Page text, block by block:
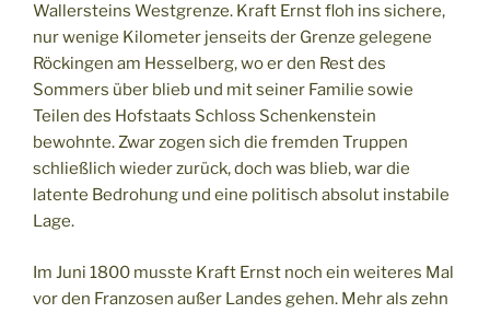
Wallersteins Westgrenze. Kraft Ernst floh ins sichere,
nur wenige Kilometer jenseits der Grenze gelegene
Röckingen am Hesselberg, wo er den Rest des
Sommers über blieb und mit seiner Familie sowie
Teilen des Hofstaats Schloss Schenkenstein
bewohnte. Zwar zogen sich die fremden Truppen
schließlich wieder zurück, doch was blieb, war die
latente Bedrohung und eine politisch absolut instabile
Lage.
Im Juni 1800 musste Kraft Ernst noch ein weiteres Mal
vor den Franzosen außer Landes gehen. Mehr als zehn